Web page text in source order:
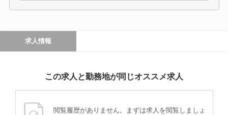
求人情報
この求人と勤務地が同じオススメ求人
閲覧履歴がありません。まずは求人を閲覧しましょ